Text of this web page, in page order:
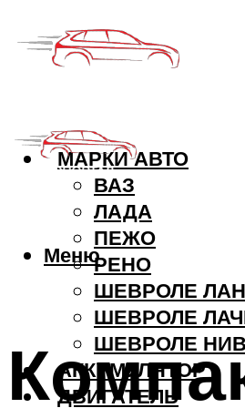
МАРКИ АВТО
ВАЗ
ЛАДА
ПЕЖО
РЕНО
ШЕВРОЛЕ
ШЕВРОЛЕ
ШЕВРОЛЕ
АККУМУЛЯТОР
ДВИГАТЕЛЬ
Меню